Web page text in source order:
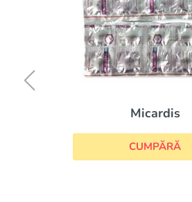
Micardis
CUMPĂRĂ